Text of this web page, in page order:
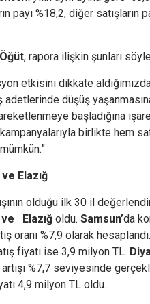
payı %18,2, diğer satışların
, rapora ilişkin şunları
etkisini dikkate
düşüş
başladığına
birlikte hem
Elazığ
olduğu ilk 30 il
ve Elazığ oldu. Samsun’da
oranı %7,9 olarak
fiyatı ise 3,9 milyon TL.
%7,7 seviyesinde
4,9 milyon TL oldu.